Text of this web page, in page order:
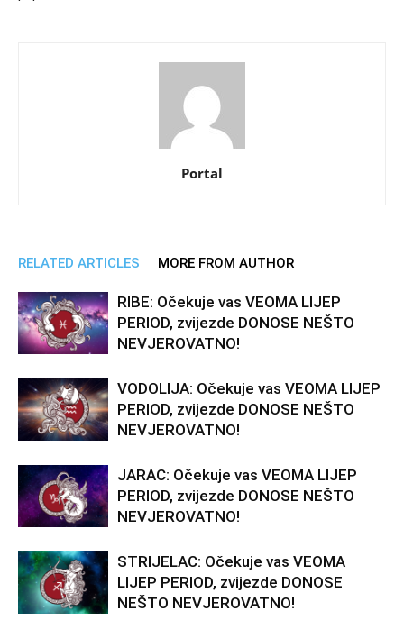
Portal
RELATED ARTICLES MORE FROM AUTHOR
RIBE: Očekuje vas VEOMA LIJEP
PERIOD, zvijezde DONOSE NEŠTO
NEVJEROVATNO!
VODOLIJA: Očekuje vas VEOMA LIJEP
PERIOD, zvijezde DONOSE NEŠTO
NEVJEROVATNO!
JARAC: Očekuje vas VEOMA LIJEP
PERIOD, zvijezde DONOSE NEŠTO
NEVJEROVATNO!
STRIJELAC: Očekuje vas VEOMA
LIJEP PERIOD, zvijezde DONOSE
NEŠTO NEVJEROVATNO!